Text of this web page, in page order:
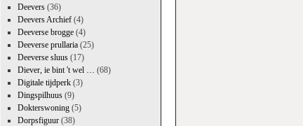
Deevers(36)
Deevers Archief(4)
Deeverse brogge(4)
Deeverse prullaria(25)
Deeverse sluus(17)
Diever, ie bint 't wel … (68)
Digitale tijdperk(3)
Dingspilhuus(9)
Dokterswoning(5)
Dorpsfiguur(38)